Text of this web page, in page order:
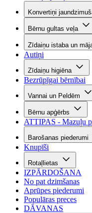
Konvertiņi
Bērnu gultas veļa
Zīdaiņu istaba un
Autiņi
Zīdaiņu higiēna
Bezrūpīgai bērnībai
Vannai un Peldēm
Bērnu apģērbs
ATTIPAS - Mazuļu
Barošanas piederumi
Knupīši
Rotaļlietas
IZPĀRDOŠANA
No pat dzimšanas
Aprūpes piederumi
Populāras preces
DĀVANAS